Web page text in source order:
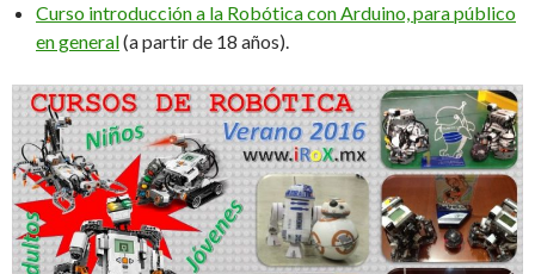
Curso introducción a la Robótica con Arduino, para público
en general(a partir de 18 años).